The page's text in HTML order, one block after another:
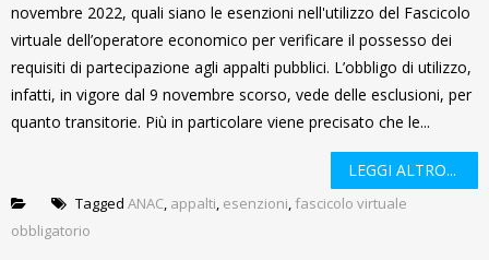
novembre 2022, quali siano le esenzioni nell'utilizzo del Fascicolo
virtuale dell’operatore economico per verificare il possesso dei
requisiti di partecipazione agli appalti pubblici. L’obbligo di utilizzo,
infatti, in vigore dal 9 novembre scorso, vede delle esclusioni, per
quanto transitorie. Più in particolare viene precisato che le...
LEGGI ALTRO...
Tagged ANAC, appalti, esenzioni, fascicolo virtuale
obbligatorio